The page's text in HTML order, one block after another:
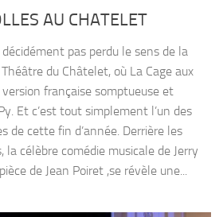
AU CHATELET
décidément pas perdu le sens de la
du Châtelet, où La Cage aux
française somptueuse et
Et c’est tout simplement l’un des
de cette fin d’année. Derrière les
célèbre comédie musicale de Jerry
de Jean Poiret ,se révèle une...